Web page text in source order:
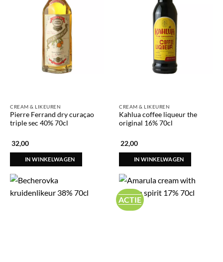
CREAM & LIKEUREN
Pierre Ferrand dry curaçao
triple sec 40% 70cl
32,00
IN WINKELWAGEN
CREAM & LIKEUREN
Kahlua coffee liqueur the
original 16% 70cl
22,00
IN WINKELWAGEN
ACTIE